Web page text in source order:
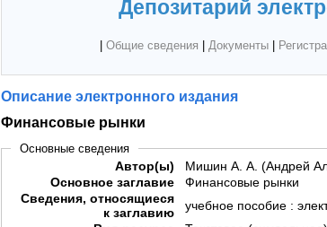
Депозитарий
Общие сведения Документы|
Описание электронного издания
Финансовые рынки
Основные сведения
Автор(ы)
Мишин А. А. (Андрей
Основное заглавие
Финансовые рынки
Сведения, относящиеся
к заглавию
учебное пособие :